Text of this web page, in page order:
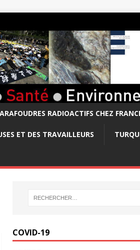
RADIOACTIFS CHEZ
ET DES TRAVAILLEURS
COVID-19